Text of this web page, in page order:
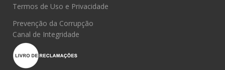
Termos de Uso e Privacidade
Prevenção da Corrupção
Canal de Integridade